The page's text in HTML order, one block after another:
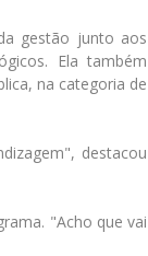
gestão junto aos
Ela também
na categoria de
destacou
"Acho que vai